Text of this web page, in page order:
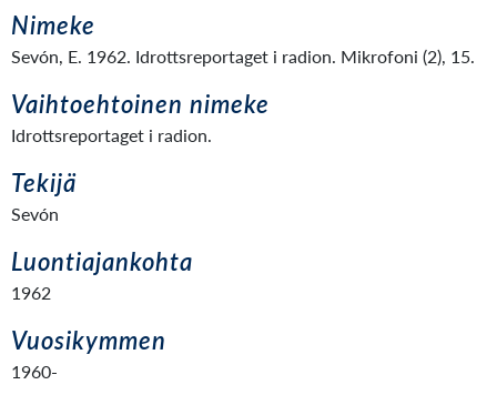
Nimeke
Sevón, E. 1962. Idrottsreportaget i radion. Mikrofoni (2), 15.
Vaihtoehtoinen nimeke
Idrottsreportaget i radion.
Tekijä
Sevón
Luontiajankohta
1962
Vuosikymmen
1960-